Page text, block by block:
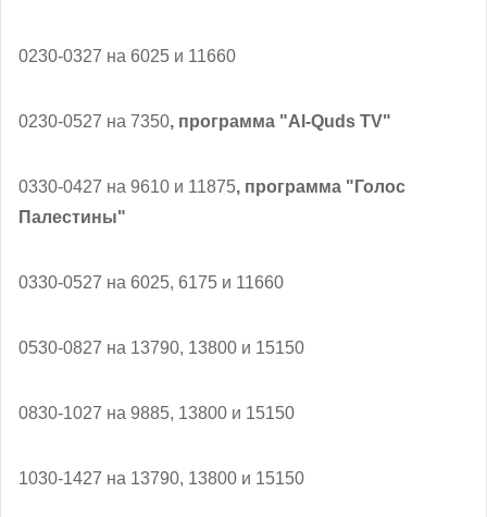
0230-0327 на 6025 и 11660
0230-0527 на 7350, программа "Al-Quds TV"
0330-0427 на 9610 и 11875, программа "Голос
Палестины"
0330-0527 на 6025, 6175 и 11660
0530-0827 на 13790, 13800 и 15150
0830-1027 на 9885, 13800 и 15150
1030-1427 на 13790, 13800 и 15150